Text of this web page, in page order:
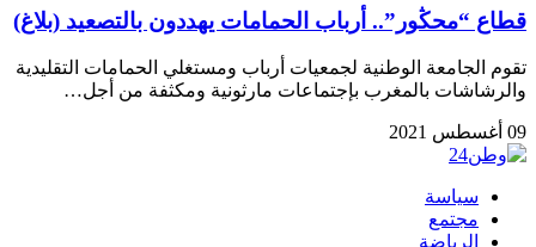
قطاع “محڭور”.. أرباب الحمامات يهددون بالتصعيد (بلاغ)
تقوم الجامعة الوطنية لجمعيات أرباب ومستغلي الحمامات التقليدية
والرشاشات بالمغرب بإجتماعات مارثونية ومكثفة من أجل…
09 أغسطس 2021
سياسة
مجتمع
الرياضة